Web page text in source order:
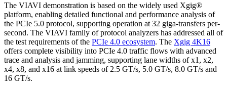
The VIAVI demonstration is based on the widely used Xgig®
platform, enabling detailed functional and performance analysis of
the PCIe 5.0 protocol, supporting operation at 32 giga-transfers per-
second. The VIAVI family of protocol analyzers has addressed all of
the test requirements of the PCIe 4.0 ecosystem. The Xgig 4K16
offers complete visibility into PCIe 4.0 traffic flows with advanced
trace and analysis and jamming, supporting lane widths of x1, x2,
x4, x8, and x16 at link speeds of 2.5 GT/s, 5.0 GT/s, 8.0 GT/s and
16 GT/s.